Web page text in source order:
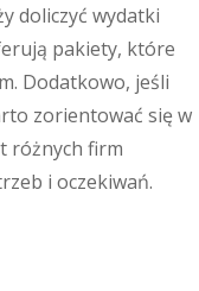
doliczyć wydatki
pakiety, które
Dodatkowo, jeśli
zorientować się w
różnych firm
i oczekiwań.